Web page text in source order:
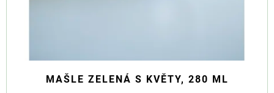
MAŠLE ZELENÁ S KVĚTY, 280 ML